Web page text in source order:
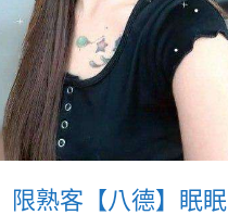
限熟客【八德】眠眠